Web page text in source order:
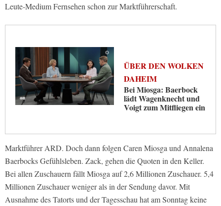
Leute-Medium Fernsehen schon zur Marktführerschaft.
ÜBER DEN WOLKEN
DAHEIM
Bei Miosga: Baerbock
lädt Wagenknecht und
Voigt zum Mitfliegen ein
Marktführer ARD. Doch dann folgen Caren Miosga und Annalena
Baerbocks Gefühlsleben. Zack, gehen die Quoten in den Keller.
Bei allen Zuschauern fällt Miosga auf 2,6 Millionen Zuschauer. 5,4
Millionen Zuschauer weniger als in der Sendung davor. Mit
Ausnahme des Tatorts und der Tagesschau hat am Sonntag keine